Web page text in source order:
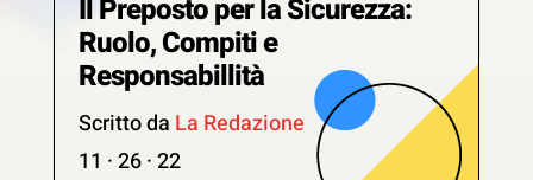
Il Preposto per la Sicurezza:
Ruolo, Compiti e
Responsabillità
Scritto da La Redazione
11 · 26 · 22